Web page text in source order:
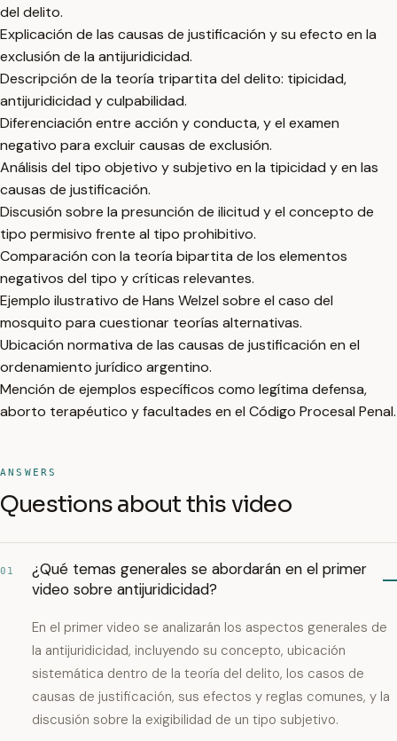
del delito.
Explicación de las causas de justificación y su efecto en la
exclusión de la antijuridicidad.
Descripción de la teoría tripartita del delito: tipicidad,
antijuridicidad y culpabilidad.
Diferenciación entre acción y conducta, y el examen
negativo para excluir causas de exclusión.
Análisis del tipo objetivo y subjetivo en la tipicidad y en las
causas de justificación.
Discusión sobre la presunción de ilicitud y el concepto de
tipo permisivo frente al tipo prohibitivo.
Comparación con la teoría bipartita de los elementos
negativos del tipo y críticas relevantes.
Ejemplo ilustrativo de Hans Welzel sobre el caso del
mosquito para cuestionar teorías alternativas.
Ubicación normativa de las causas de justificación en el
ordenamiento jurídico argentino.
Mención de ejemplos específicos como legítima defensa,
aborto terapéutico y facultades en el Código Procesal Penal.
ANSWERS
Questions about this video
01
¿Qué temas generales se abordarán en el primer
video sobre antijuridicidad?
En el primer video se analizarán los aspectos generales de
la antijuridicidad, incluyendo su concepto, ubicación
sistemática dentro de la teoría del delito, los casos de
causas de justificación, sus efectos y reglas comunes, y la
discusión sobre la exigibilidad de un tipo subjetivo.